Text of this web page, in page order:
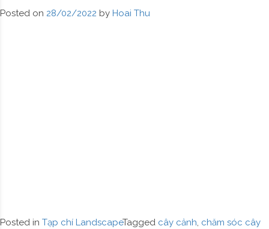
Posted on 28/02/2022 by Hoai Thu
Posted in Tạp chí LandscapeTagged cây cảnh, chăm sóc cây